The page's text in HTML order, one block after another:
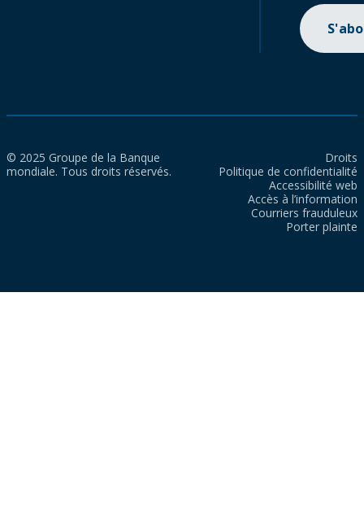
© 2025 Groupe de la Banque
mondiale. Tous droits réservés.
Droits
Politique de confidentialité
Accessibilité web
Accès à l’information
Courriers frauduleux
Porter plainte